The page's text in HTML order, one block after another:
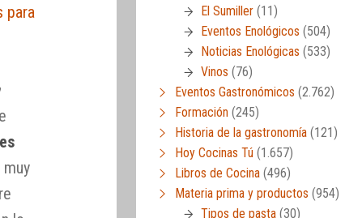
para
El Sumiller (11)
Eventos Enológicos (504)
Noticias Enológicas (533)
Vinos (76)
Eventos Gastronómicos (2.762)
Formación (245)
Historia de la gastronomía (121)
Hoy Cocinas Tú (1.657)
Libros de Cocina (496)
Materia prima y productos (954)
Tipos de pasta (30)